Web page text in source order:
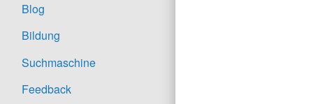
Blog
Bildung
Suchmaschine
Feedback